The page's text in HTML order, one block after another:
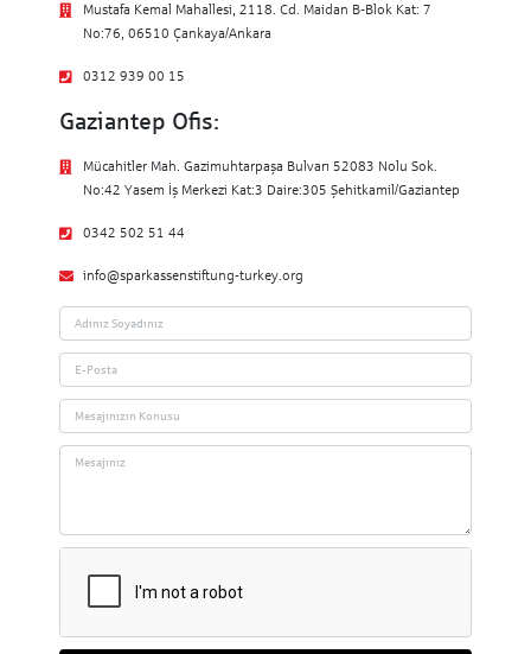
Mustafa Kemal Mahallesi, 2118. Cd. Maidan B-Blok Kat: 7
No:76, 06510 Çankaya/Ankara
0312 939 00 15
Gaziantep Ofis:
Mücahitler Mah. Gazimuhtarpaşa Bulvarı 52083 Nolu Sok.
No:42 Yasem İş Merkezi Kat:3 Daire:305 Şehitkamil/Gaziantep
0342 502 51 44
info@sparkassenstiftung-turkey.org